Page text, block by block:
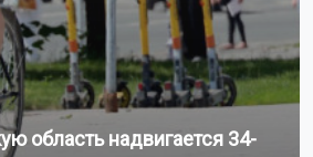
область надвигается 34-